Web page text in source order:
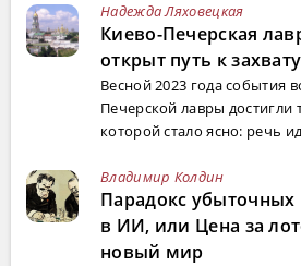
Надежда Ляховецкая
Киево-Печерская
открыт путь к захвату
Весной 2023 года события
Печерской лавры достигли
которой стало ясно: речь
Владимир Колдин
Парадокс убыточных
в ИИ, или Цена за
новый мир